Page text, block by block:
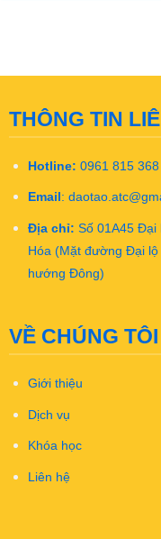
THÔNG TIN
Hotline: 0961 815
Email :
Địa chỉ: Số 01A45 Đại
Hóa (Mặt đường Đại
hướng Đông)
VỀ CHÚNG TÔI
Giới thiệu
Dịch vụ
Khóa học
Liên hệ